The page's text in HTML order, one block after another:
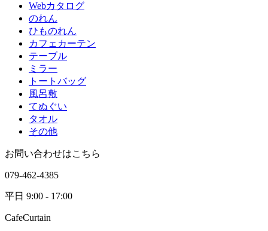
Webカタログ
のれん
ひものれん
カフェカーテン
テーブル
ミラー
トートバッグ
風呂敷
てぬぐい
タオル
その他
お問い合わせはこちら
079-462-4385
平日 9:00 - 17:00
CafeCurtain